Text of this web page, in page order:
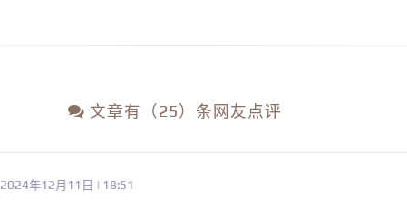
文章有（25）条网友点评
2024年12月11日 | 18:51